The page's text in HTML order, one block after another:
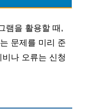
램을 활용할 때,
문제를 미리 준
나 오류는 신청